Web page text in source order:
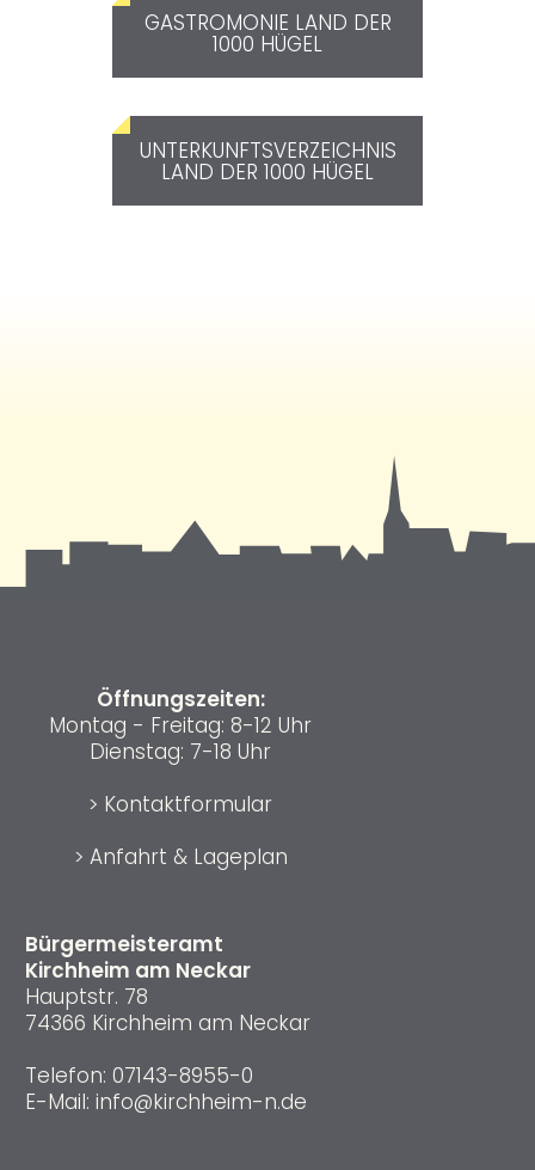
GASTROMONIE LAND DER
1000 HÜGEL
UNTERKUNFTSVERZEICHNIS
LAND DER 1000 HÜGEL
Bürgermeisteramt
Kirchheim am Neckar
Hauptstr. 78
74366 Kirchheim am Neckar
Telefon: 07143-8955-0
E-Mail: info@kirchheim-n.de
Öffnungszeiten:
Montag - Freitag: 8-12 Uhr
Dienstag: 7-18 Uhr
> Kontaktformular
> Anfahrt & Lageplan